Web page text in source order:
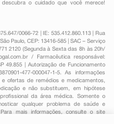
o cuidado que você merece!
0066-72 | IE: 535.412.860.113 | Rua
Paulo, CEP: 13416-585 | SAC – Serviço
2120 (Segunda à Sexta das 8h às 20h/
/ Farmacêutica responsável:
49.855 | Autorização de Funcionamento
477-000047-1-5. As informações
ofertas de remédios e medicamentos,
e não substituem, em hipótese
da área médica. Somente o
qualquer problema de saúde e
mais informações, consulte o site